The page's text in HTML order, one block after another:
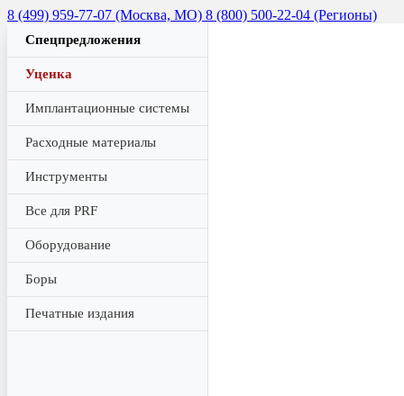
8 (499) 959-77-07 (Москва, МО) 8 (800) 500-22-04 (Регионы)
Спецпредложения
Уценка
Имплантационные системы
Расходные материалы
Инструменты
Все для PRF
Оборудование
Боры
Печатные издания